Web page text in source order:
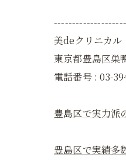
美deクリニカル
東京都豊島区巣
電話番号 : 03-
豊島区で実力派
豊島区で実績多